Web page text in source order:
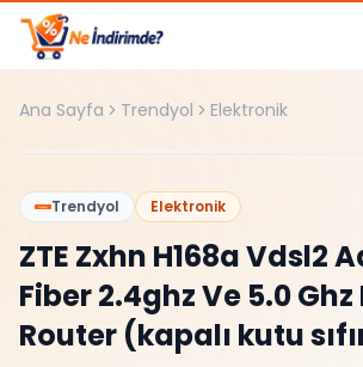
Ana içeriğe atla
Ana Sayfa Trendyol Elektronik
%5
Trendyol Elektronik
ZTE Zxhn H168a Vdsl2
Fiber 2.4ghz Ve 5.0
Router (kapalı kutu